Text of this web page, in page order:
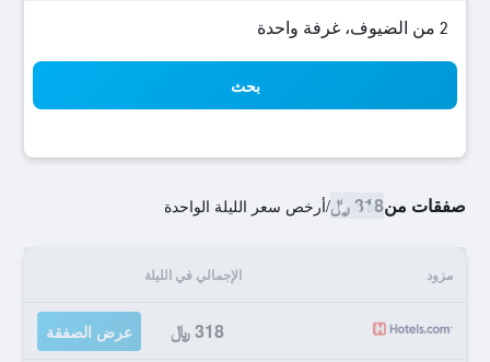
2 من الضيوف، غرفة واحدة
بحث
صفقات من318 ﷼ /أرخص سعر الليلة الواحدة
مزود الإجمالي في الليلة
318 ﷼ عرض الصفقة